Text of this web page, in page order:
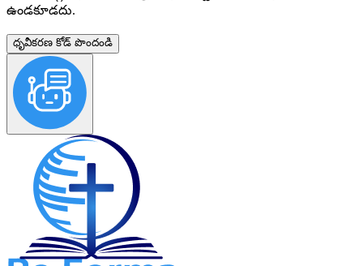
ఉండకూడదు.
ధృవీకరణ కోడ్ పొందండి